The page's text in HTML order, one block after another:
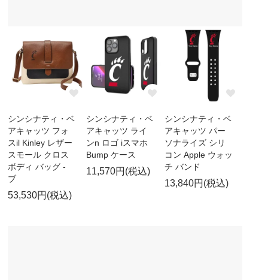
シンシナティ・ベ
アキャッツ フォ
スil Kinley レザー
スモール クロス
ボディ バッグ -
ブ
53,530円(税込)
シンシナティ・ベ
アキャッツ ライ
ンn ロゴ iスマホ
Bump ケース
11,570円(税込)
シンシナティ・ベ
アキャッツ パー
ソナライズ シリ
コン Apple ウォッ
チ バンド
13,840円(税込)